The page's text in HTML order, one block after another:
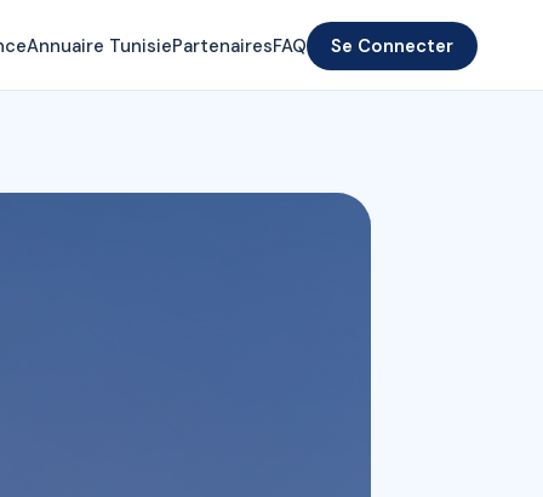
Annuaire TunisiePartenairesFAQ Se Connecter